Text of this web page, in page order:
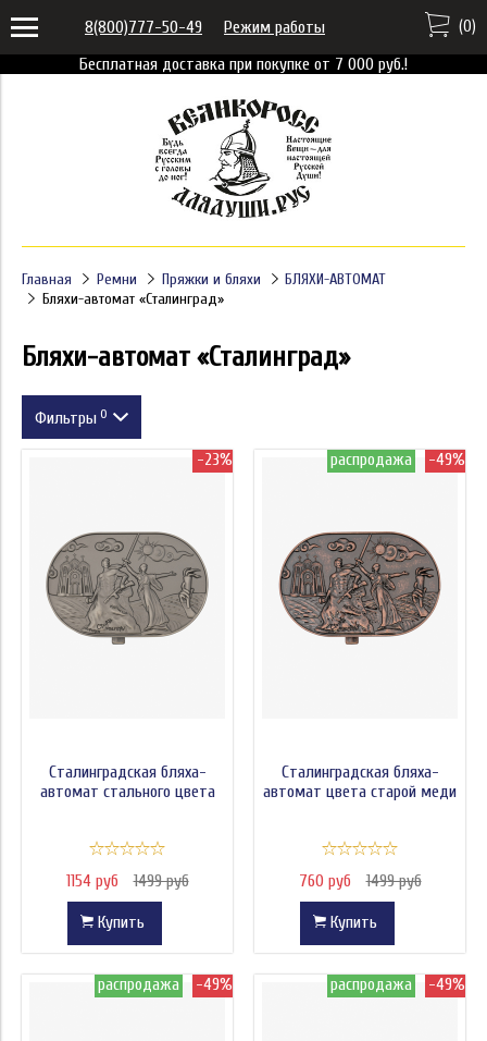
Бесплатная доставка при покупке от 7 000 руб.!
8(800)777-50-49 Режим работы (0)
Главная Ремни Пряжки и бляхи
БЛЯХИ-АВТОМАТ
Бляхи-автомат «Сталинград»
Бляхи-автомат «Сталинград»
Фильтры 0
-23%
Сталинградская бляха-
автомат стального цвета
1154 руб 1499 руб
Купить
распродажа -49%
Сталинградская бляха-
автомат цвета старой меди
760 руб 1499 руб
Купить
распродажа -49% распродажа -49%